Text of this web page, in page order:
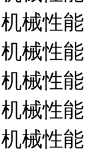
机械性能
机械性能
机械性能
机械性能
机械性能